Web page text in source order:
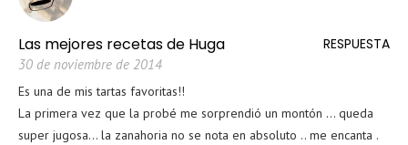
RESPUESTA
Las mejores recetas de Huga
30 de noviembre de 2014
Es una de mis tartas favoritas!!
La primera vez que la probé me sorprendió un montón … queda
super jugosa… la zanahoria no se nota en absoluto .. me encanta .